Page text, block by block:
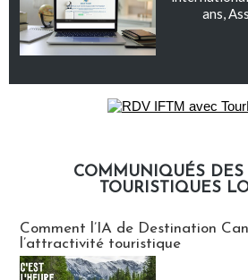
ans,
COMMUNIQUÉS DES
TOURISTIQUES
Comment l’IA de Destination
l’attractivité touristique